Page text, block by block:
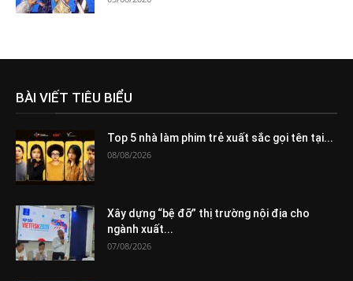
BÀI VIẾT TIÊU BIỂU
Top 5 nhà làm phim trẻ xuất sắc gọi tên tại...
08/08/2026
Xây dựng “bệ đỡ” thị trường nội địa cho
ngành xuất...
07/08/2026